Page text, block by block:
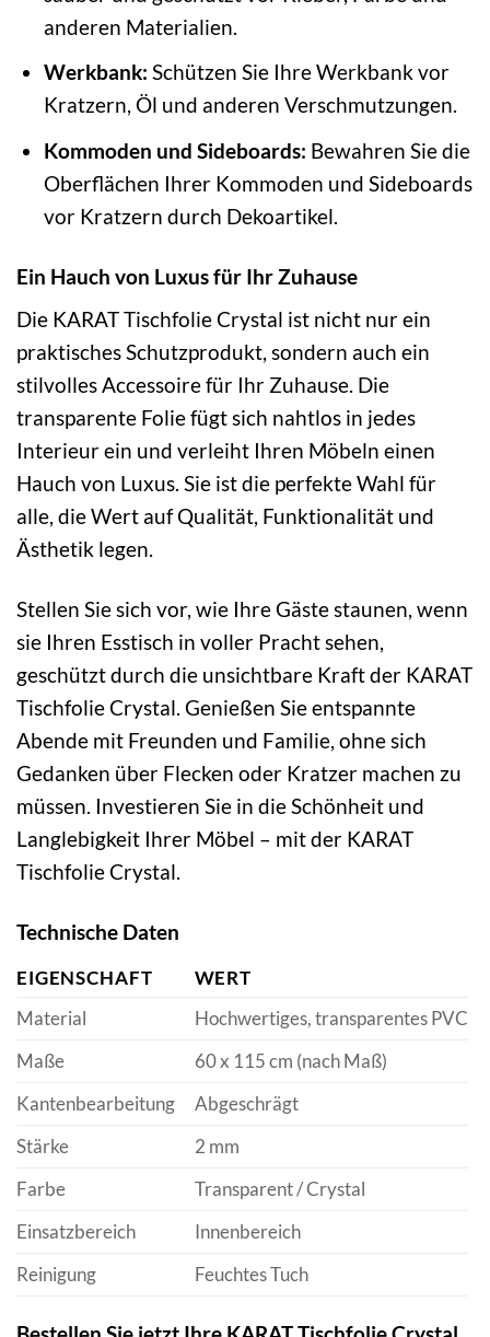
anderen Materialien.
Werkbank: Schützen Sie Ihre Werkbank vor
Kratzern, Öl und anderen Verschmutzungen.
Kommoden und Sideboards: Bewahren Sie die
Oberflächen Ihrer Kommoden und Sideboards
vor Kratzern durch Dekoartikel.
Ein Hauch von Luxus für Ihr Zuhause
Die KARAT Tischfolie Crystal ist nicht nur ein
praktisches Schutzprodukt, sondern auch ein
stilvolles Accessoire für Ihr Zuhause. Die
transparente Folie fügt sich nahtlos in jedes
Interieur ein und verleiht Ihren Möbeln einen
Hauch von Luxus. Sie ist die perfekte Wahl für
alle, die Wert auf Qualität, Funktionalität und
Ästhetik legen.
Stellen Sie sich vor, wie Ihre Gäste staunen, wenn
sie Ihren Esstisch in voller Pracht sehen,
geschützt durch die unsichtbare Kraft der KARAT
Tischfolie Crystal. Genießen Sie entspannte
Abende mit Freunden und Familie, ohne sich
Gedanken über Flecken oder Kratzer machen zu
müssen. Investieren Sie in die Schönheit und
Langlebigkeit Ihrer Möbel – mit der KARAT
Tischfolie Crystal.
Technische Daten
EIGENSCHAFT
WERT
Material
Hochwertiges, transparentes PVC
Maße
60 x 115 cm (nach Maß)
Kantenbearbeitung
Abgeschrägt
Stärke
2 mm
Farbe
Transparent / Crystal
Einsatzbereich
Innenbereich
Reinigung
Feuchtes Tuch